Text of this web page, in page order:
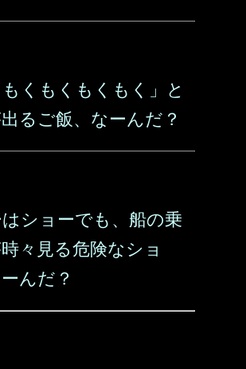
もくもくもくもく」と
るご飯、なーんだ？
ショーでも、船の乗
々見る危険なショ
んだ？